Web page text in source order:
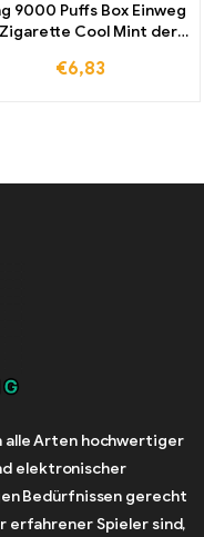
9000 Puffs Box Einweg
Cool Mint der
für intensives und
€6,83
alle Arten hochwertiger
elektronischer
Bedürfnissen gerecht
erfahrener Spieler sind,